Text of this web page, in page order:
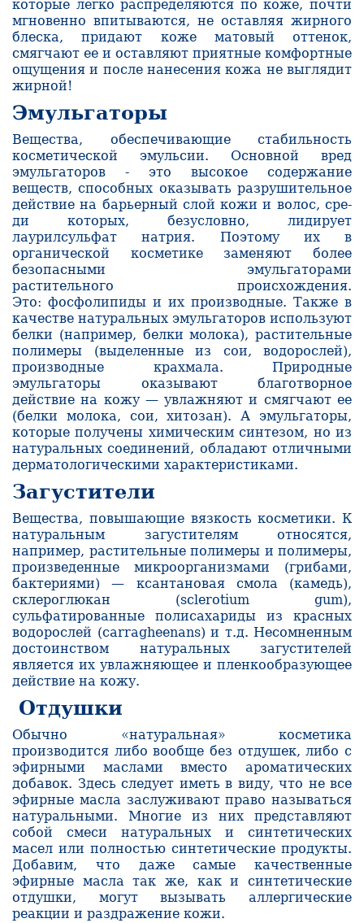
которые легко распределяются по коже, по­чти
мгновенно впитываются, не оставляя жирного
блеска, придают коже матовый отте­нок,
смягчают ее и оставляют приятные комфортные
ощущения и после нанесения кожа не выглядит
жирной!
Эмульгаторы
Вещества, обеспечивающие стабильность
косметической эмульсии. Основной вред
эмульгаторов - это высокое содержание
веществ, способных оказывать разрушительное
действие на барьерный слой кожи и волос, сре­
ди которых, безусловно, лидирует
лаурилсульфат натрия. Поэтому их в
органической косметике заменяют более
безопасными эмульгаторами
растительного происхождения.
Это: фосфолипиды и их производные. Также в
качестве натуральных эмульгаторов используют
белки (например, белки молока), растительные
полимеры (выделенные из сои, водорослей),
производные крахмала. Природные
эмульгаторы оказывают благотворное
действие на кожу — увлажняют и смягчают ее
(белки молока, сои, хитозан). А эмульгаторы,
которые получены химическим синтезом, но из
натуральных соединений, обладаютотличными
дерматологическими характеристиками.
Загустители
Вещества, повышающие вязкость косметики. К
натуральным загустителям относятся,
например, растительные полимеры и поли­меры,
произведенные микроорганизмами (грибами,
бактериями) — ксантановая смо­ла (камедь),
склероглюкан (sclerotium gum),
сульфатированные полисахариды из крас­ных
водорослей (carragheenans) и т.д. Несомненным
достоинством натуральных загустителей
является их увлажняющее и пленкообразующее
действие на кожу.
Отдушки
Обычно «натуральная» косметика
производится либо вообще без отдушек, либо с
эфирными маслами вместо ароматических
добавок. Здесь следует иметь в виду, что не все
эфирные масла заслуживают право называться
натуральными. Многие из них представляют
собой смеси натуральных и синтетических
масел или полностью син­тетические продукты.
Добавим, что даже самые качественные
эфирные масла так же, как и синтетические
отдушки, могут вызывать аллергические
реакции и раздра­жение кожи.